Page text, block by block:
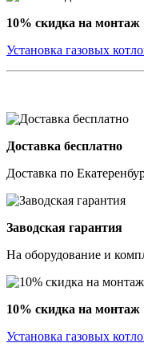
10% скидка на монтаж
Установка газовых
Доставка бесплатно
Доставка по
Заводская гарантия
На оборудование и
10% скидка на монтаж
Установка газовых